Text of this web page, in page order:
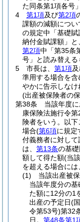
た同条第1項各号
4
第1項及び第2項
課額の減額につい
の規定中「基礎
納付金賦課額」と
第2項中「第35条
号」と読み替える
5
市長は、 第1項
準用する場合を含
やかに告示しなけ
(出産被保険者の
第38条
当該年度
康保険法施行令
険者をいう。以
場合(第6項に規定
付義務者に対し
は、 第13条の基
額して得た額(当
を超える場合には
(1)
当該出産被
当該年度分の
た額に12分の1
出産の予定日(
令第53号)第32
日。 第48条第1